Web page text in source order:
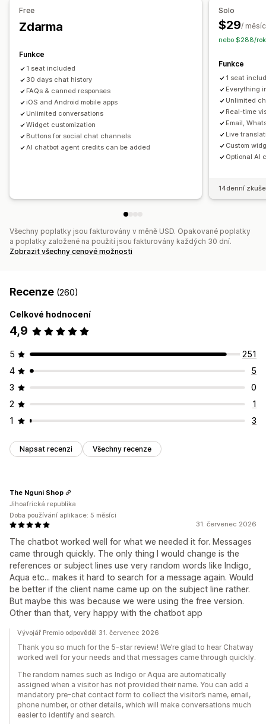
Automatizované odpovědi
Obnovení košíku
Pozdravy
Žádosti o recenze
Aktualizace objednávek
Průzkumy Odeslání přepisu
Přizpůsobení
Barva a písmo Emoji a nálepky
Otevírací doba
Uvítací zprávy
Označování štítky
Přiřazení chatu
Avatar agenta
Sjednocená schránka
Spouštěče založené na pravidlech
Označování štítky Sledování objednávek
Notifikace pro zákazníky
Více jazyků
Více obchodů
Free
Zdarma
Funkce
1 seat included
30 days chat history
FAQs & canned responses
iOS and Android mobile apps
Unlimited conversations
Widget customization
Buttons for social chat channels
AI chatbot agent credits can be added
Solo
$29/ měsíc
nebo $288/rok
Funkce
1 seat
Everything
Unlimited
Real-time
Email,
Live
Custom
Optional AI
14denní
Všechny poplatky jsou fakturovány v měně USD. Opakované poplatky
a poplatky založené na použití jsou fakturovány každých 30 dní.
Zobrazit všechny cenové možnosti
Recenze (260)
Celkové hodnocení
4,9
5
251
4
5
3
0
2
1
1
3
Napsat recenzi Všechny recenze
31. červenec 2026
The chatbot worked well for what we needed it for. Messages
came through quickly. The only thing I would change is the
references or subject lines use very random words like Indigo,
Aqua etc... makes it hard to search for a message again. Would
be better if the client name came up on the subject line rather.
But maybe this was because we were using the free version.
Other than that, very happy with the chatbot app
The Nguni Shop
Jihoafrická republika
Doba používání aplikace: 5 měsíci
Vývojář Premio odpověděl 31. červenec 2026
Thank you so much for the 5-star review! We’re glad to hear Chatway
worked well for your needs and that messages came through quickly.
The random names such as Indigo or Aqua are automatically
assigned when a visitor has not provided their name. You can add a
mandatory pre-chat contact form to collect the visitor’s name, email,
phone number, or other details, which will make conversations much
easier to identify and search.